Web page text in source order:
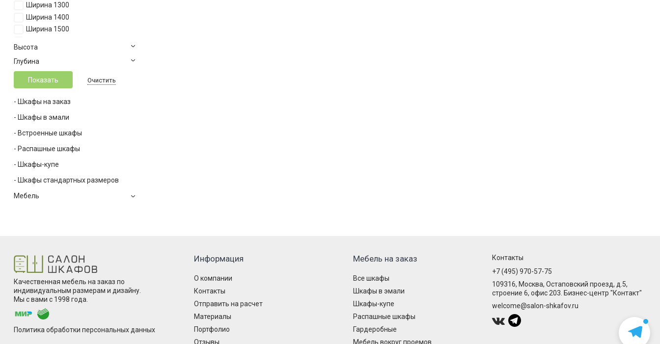
Ширина 1300
Ширина 1400
Ширина 1500
Ширина 1800
Ширина 1900
Ширина 2000
Ширина 2100
Ширина 2200
Ширина 2400
Ширина 2500
Ширина 2600
Ширина 2700
Ширина 2900
Ширина 3400
Ширина 3500
Ширина 3600
Ширина 3700
Ширина 3800
Ширина 4000
Высота
Глубина
Очистить
- Шкафы на заказ
- Шкафы в эмали
- Встроенные шкафы
- Распашные шкафы
- Шкафы-купе
- Шкафы стандартных размеров
Мебель
Качественная мебель на заказ по
индивидуальным размерам и дизайну.
Мы с вами с 1998 года.
Политика обработки персональных данных
Информация
О компании
Контакты
Отправить на расчет
Материалы
Портфолио
Отзывы
Мебель на заказ
Все шкафы
Шкафы в эмали
Шкафы-купе
Распашные шкафы
Гардеробные
Мебель вокруг проемов
Контакты
+7 (495) 970-57-75
109316, Москва, Остаповский проезд, д.5,
строение 6, офис 203. Бизнес-центр "Контакт"
welcome@salon-shkafov.ru